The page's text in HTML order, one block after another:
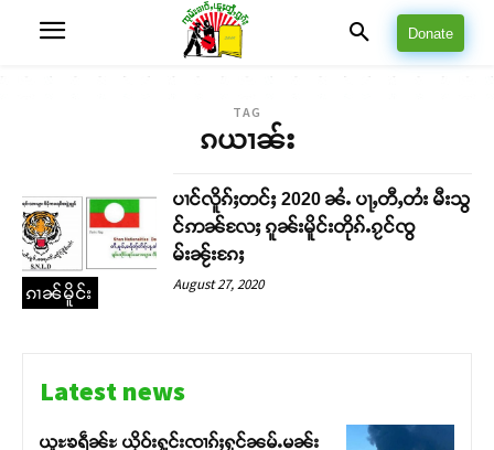
Donate
TAG
ၵယၢၼ်း
ၵၢၼ်မိူင်း
ပၢင်လိူၵ်ႈတင်ႈ 2020 ၼႆႉ ပႃႇတီႇတႆး မီးသွ
င်ဢၼ်လႄႈ ၵူၼ်းမိူင်းတိုၵ်ႉၵႂင်ၸွ
မ်းၼႂ်းၵႄႈ
August 27, 2020
Latest news
ယူႊၶရဵၼ်ႊ ယိုဝ်းႁူင်းၸၢၵ်ႈႁုင်ၼမ်ႉမၼ်း